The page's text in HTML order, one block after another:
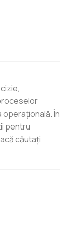
În
pentru
căutați